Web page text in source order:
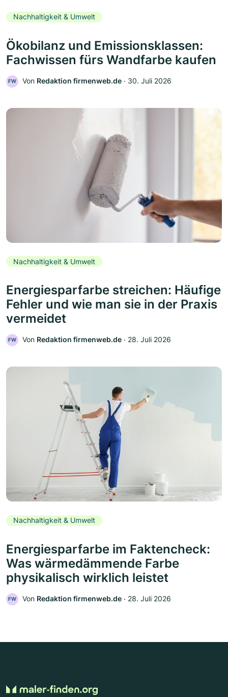
Nachhaltigkeit & Umwelt
Ökobilanz und Emissionsklassen:
Fachwissen fürs Wandfarbe kaufen
FW Von Redaktion firmenweb.de ‧ 30. Juli 2026
Nachhaltigkeit & Umwelt
Energiesparfarbe streichen: Häufige
Fehler und wie man sie in der Praxis
vermeidet
FW Von Redaktion firmenweb.de ‧ 28. Juli 2026
Nachhaltigkeit & Umwelt
Energiesparfarbe im Faktencheck:
Was wärmedämmende Farbe
physikalisch wirklich leistet
FW Von Redaktion firmenweb.de ‧ 28. Juli 2026